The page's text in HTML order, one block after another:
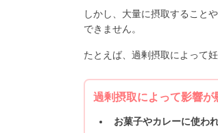
しかし、大量に摂取すること
できません。
たとえば、過剰摂取によって
過剰摂取によって影響が
お菓子やカレーに使わ